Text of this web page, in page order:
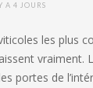
A 4 JOURS
les plus
vraiment.
portes de